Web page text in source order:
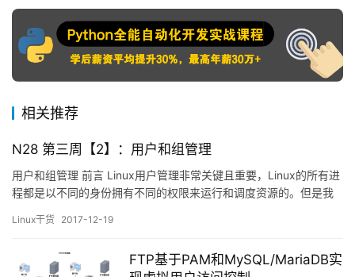
相关推荐
N28 第三周【2】：用户和组管理
用户和组管理 前言 Linux用户管理非常关键且重要，Linux的所有进
程都是以不同的身份拥有不同的权限来运行和调度资源的。但是我
不能的root用户和普通用户。同时呢，又将普通用户分为系统用户和
们，可以用用户名去识别。 接下来介绍一下用户…
Linux干货 2017-12-19
FTP基于PAM和MySQL/MariaDB实